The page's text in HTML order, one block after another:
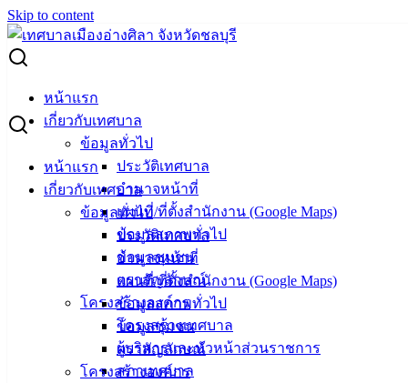
Skip to content
หน้าแรก
เกี่ยวกับเทศบาล
ข้อมูลทั่วไป
ประวัติเทศบาล
อำนาจหน้าที่
แผนที่/ที่ตั้งสำนักงาน (Google Maps)
ข้อมูลสภาพทั่วไป
ข้อมูลชุมชน
ตราสัญลักษณ์
โครงสร้างองค์กร
โครงสร้างเทศบาล
ผู้บริหารและหัวหน้าส่วนราชการ
สภาเทศบาล
หน้าแรก
เกี่ยวกับเทศบาล
ข้อมูลทั่วไป
ประวัติเทศบาล
อำนาจหน้าที่
แผนที่/ที่ตั้งสำนักงาน (Google Maps)
ข้อมูลสภาพทั่วไป
ข้อมูลชุมชน
ตราสัญลักษณ์
โครงสร้างองค์กร
Search for:
ผู้ชนะการเสนอราคา โครงการก่อสร้างถนนคอนกรีตฯ แยกซอย
18 มิตรสัมพันธ์ (ข้างโรงแรมสวีทอินน์)
ผู้ชนะการเสนอราคา โครงการก่อสร้าง
ถนนคอนกรีตฯ แยกซอย 18 มิตรสัมพันธ์
(ข้างโรงแรมสวีทอินน์)
กรกฎาคม 12, 2024กรกฎาคม 12, 2024
vichakarn
จัดซื้อจัดจ้าง,ประกาศผู้ชนะ